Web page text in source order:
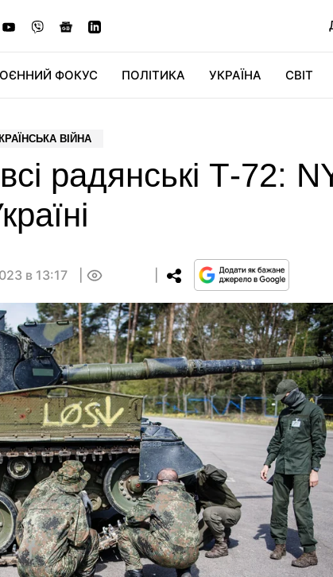
ФОКУС ПОЛІТИКА УКРАЇНА СВІТ
ВІЙНА
радянські Т-72:
в 13:17